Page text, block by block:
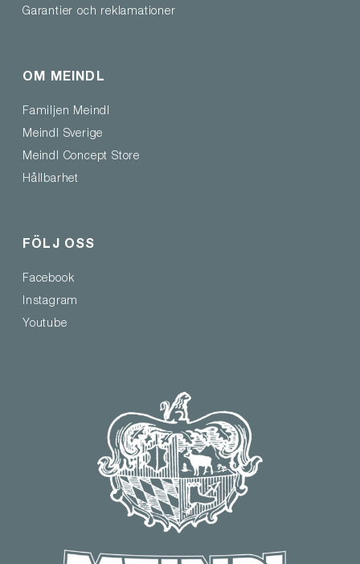
Garantier och reklamationer
OM MEINDL
Familjen Meindl
Meindl Sverige
Meindl Concept Store
Hållbarhet
FÖLJ OSS
Facebook
Instagram
Youtube